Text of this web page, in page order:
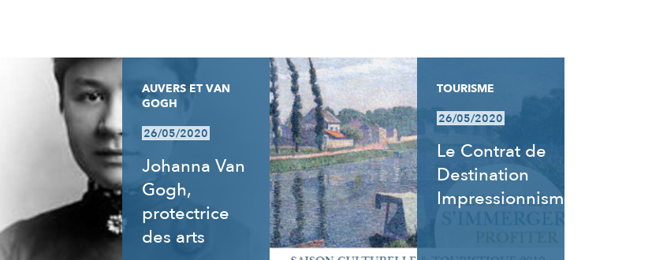
AUVERS ET VAN
GOGH
26/05/2020
Johanna Van
Gogh,
protectrice
des arts
TOURISME
26/05/2020
Le Contrat de
Destination
Impressionnisme